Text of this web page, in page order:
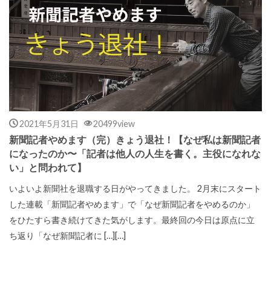
2021年5月31日 20499view
新聞記者やめます（完）きょう退社！【なぜ私は新聞記者
になったのか〜「記者は他人の人生を書く。主役になれな
い」と問われて】
いよいよ新聞社を退職する日がやってきました。 2月末にスタート
した連載「新聞記者やめます」で「なぜ新聞記者をやめるのか」
をひたすら書き続けてきた気がします。最終回の今日は原点に立
ち返り「なぜ新聞記者に […][…]